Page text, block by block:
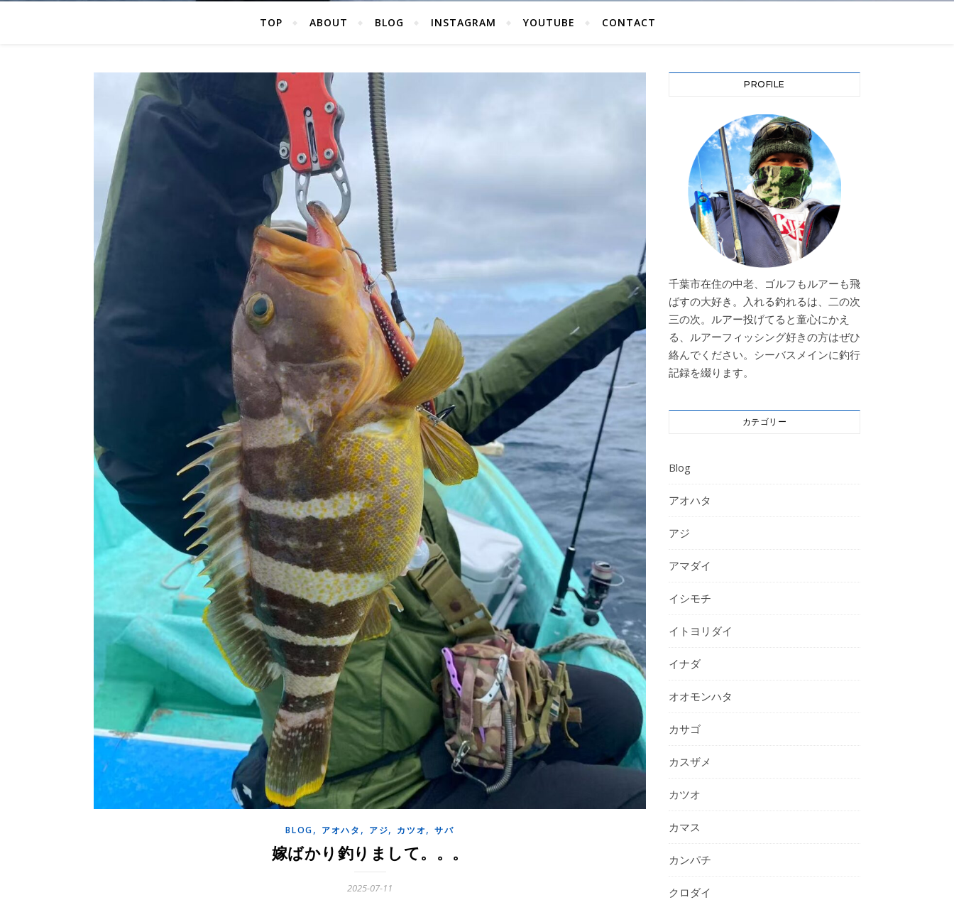
TOP ABOUT BLOG INSTAGRAM YOUTUBE CONTACT
BLOG, アオハタ , アジ, カツオ,サバ
嫁ばかり釣りまして。。。
2025-07-11
PROFILE
千葉市在住の中老、ゴルフもルアーも飛
ばすの大好き。入れる釣れるは、二の次
三の次。ルアー投げてると童心にかえ
る、ルアーフィッシング好きの方はぜひ
絡んでください。シーバスメインに釣行
記録を綴ります。
カテゴリー
Blog
アオハタ
アジ
アマダイ
イシモチ
イトヨリダイ
イナダ
オオモンハタ
カサゴ
カスザメ
カツオ
カマス
カンパチ
クロダイ